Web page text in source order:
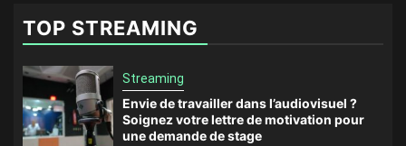
TOP STREAMING
Streaming
Envie de travailler dans l’audiovisuel ?
Soignez votre lettre de motivation pour
une demande de stage